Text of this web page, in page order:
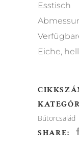
Esstisch
Eiche,
Bútorcsalád
SHARE: